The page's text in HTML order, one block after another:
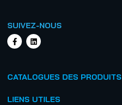
SUIVEZ-NOUS
CATALOGUES DES PRODUITS
LIENS UTILES